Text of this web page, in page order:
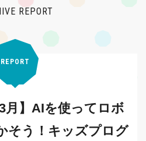
REPORT
REPORT
月】AIを使ってロボ
そう！キッズプログ